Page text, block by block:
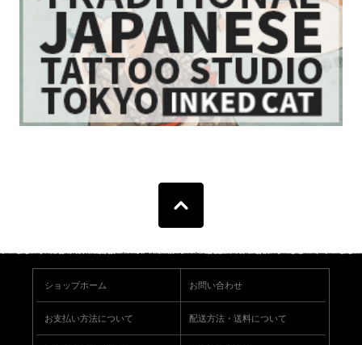
ショップホーム お問い合わせ
お支払い方法について 配送方法・送料について